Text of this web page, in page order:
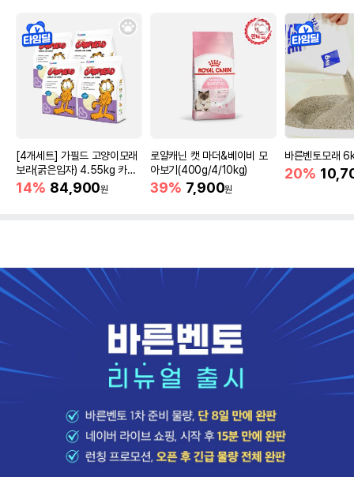
[4개세트] 가필드 고양이모래
보라(굵은입자) 4.55kg 카사
바모래
14% 84,900원
로얄캐닌 캣 마더&베이비 모
아보기(400g/4/10kg)
39% 7,900원
바른벤토모래
20%